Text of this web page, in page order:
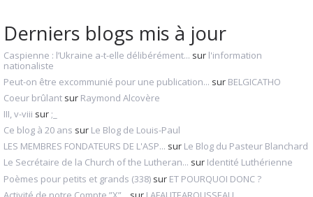
Derniers blogs mis à jour
Caspienne : l’Ukraine a-t-elle délibérément... sur l'information
nationaliste
Peut-on être excommunié pour une publication... sur BELGICATHO
Coeur brûlant sur Raymond Alcovère
III, v-viii sur ;_
Ce blog à 20 ans sur Le Blog de Louis-Paul
LES MEMBRES FONDATEURS DE L'ASP... sur Le Blog du Pasteur Blanchard
Le Secrétaire de la Church of the Lutheran... sur Identité Luthérienne
Poèmes pour petits et grands (338) sur ET POURQUOI DONC ?